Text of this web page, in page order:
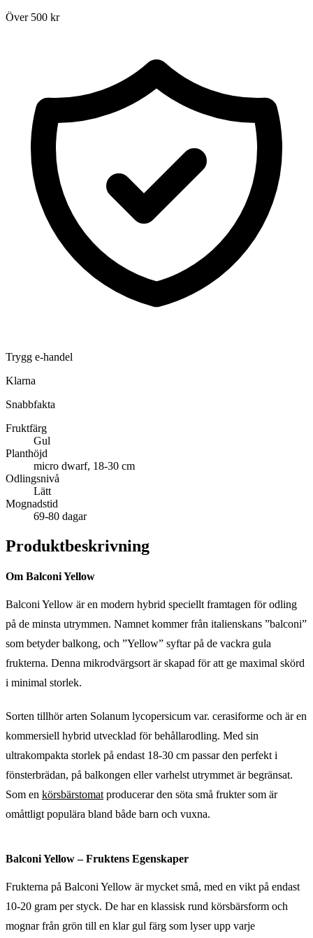
Över 500 kr
Trygg e-handel
Klarna
Snabbfakta
Fruktfärg
Gul
Planthöjd
micro dwarf, 18-30 cm
Odlingsnivå
Lätt
Mognadstid
69-80 dagar
Produktbeskrivning
Om Balconi Yellow
Balconi Yellow är en modern hybrid speciellt framtagen för odling
på de minsta utrymmen. Namnet kommer från italienskans ”balconi”
som betyder balkong, och ”Yellow” syftar på de vackra gula
frukterna. Denna mikrodvärgsort är skapad för att ge maximal skörd
i minimal storlek.
Sorten tillhör arten Solanum lycopersicum var. cerasiforme och är en
kommersiell hybrid utvecklad för behållarodling. Med sin
ultrakompakta storlek på endast 18-30 cm passar den perfekt i
fönsterbrädan, på balkongen eller varhelst utrymmet är begränsat.
Som en körsbärstomat producerar den söta små frukter som är
omåttligt populära bland både barn och vuxna.
Balconi Yellow – Fruktens Egenskaper
Frukterna på Balconi Yellow är mycket små, med en vikt på endast
10-20 gram per styck. De har en klassisk rund körsbärsform och
mognar från grön till en klar gul färg som lyser upp varje